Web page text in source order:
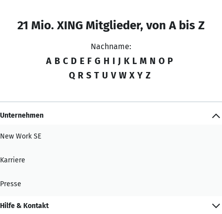
21 Mio. XING Mitglieder, von A bis Z
Nachname:
A B C D E F G H I J K L M N O P
Q R S T U V W X Y Z
Unternehmen
New Work SE
Karriere
Presse
Hilfe & Kontakt